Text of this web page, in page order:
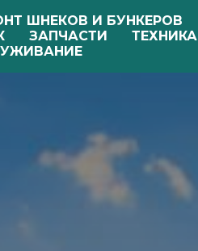
ШНЕКОВ И БУНКЕРОВ
ЗАПЧАСТИ
ТЕХНИКА